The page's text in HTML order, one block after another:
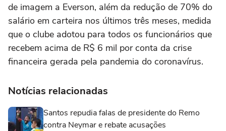
de imagem a Everson, além da redução de 70% do
salário em carteira nos últimos três meses, medida
que o clube adotou para todos os funcionários que
recebem acima de R$ 6 mil por conta da crise
financeira gerada pela pandemia do coronavírus.
Notícias relacionadas
Santos repudia falas de presidente do Remo
contra Neymar e rebate acusações